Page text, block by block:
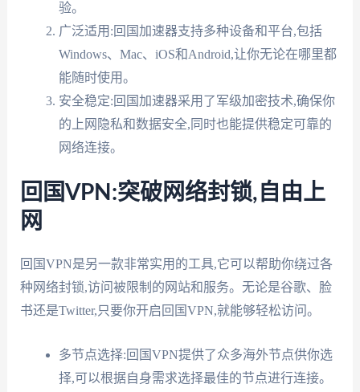
验。
广泛适用:回国加速器支持多种设备和平台,包括
Windows、Mac、iOS和Android,让你无论在哪里都
能随时使用。
安全稳定:回国加速器采用了军级加密技术,确保你
的上网隐私和数据安全,同时也能提供稳定可靠的
网络连接。
回国VPN:突破网络封锁,自由上
网
回国VPN是另一款非常实用的工具,它可以帮助你绕过各
种网络封锁,访问被限制的网站和服务。无论是谷歌、脸
书还是Twitter,只要你开启回国VPN,就能够轻松访问。
多节点选择:回国VPN提供了众多海外节点供你选
择,可以根据自身需求选择最佳的节点进行连接。